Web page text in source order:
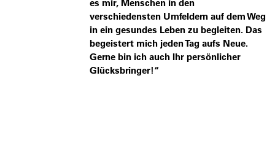
es mir, Menschen in den
verschiedensten Umfeldern auf dem Weg
in ein gesundes Leben zu begleiten. Das
begeistert mich jeden Tag aufs Neue.
Gerne bin ich auch Ihr persönlicher
Glücksbringer!“